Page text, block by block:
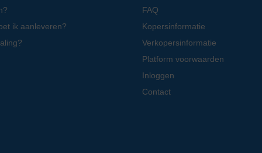
ik aanleveren?
FAQ
Kopersinformatie
Verkopersinformatie
Platform voorwaarden
Inloggen
Contact